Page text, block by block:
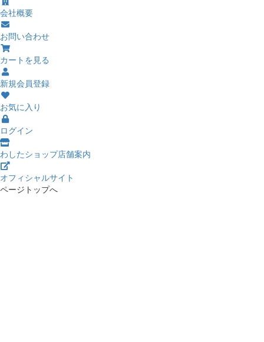
会社概要
お問い合わせ
カートを見る
新規会員登録
お気に入り
ログイン
わしたショップ店舗案内
オフィシャルサイト
ページトップへ